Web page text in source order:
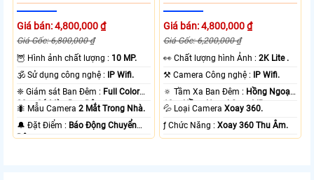
Giá bán: 4,800,000 ₫
Giá Gốc: 6,800,000 ₫
🦉 Hình ảnh chất lượng : 10 MP.
🕉️ Sử dụng công nghệ :
IP Wifi.
❈ Giám sát Ban Đêm : Full Color
20m Có Màu Ban Ðêm.
🐜 Mẫu Camera2 Mắt Trong Nhà.
️🔔 Đặt Điểm : Báo Động Chuyển
Động.
Giá bán: 4,800,000 ₫
Giá Gốc: 6,200,000 ₫
️👀 Chất lượng hình Ảnh :2K Lite .
⚒ Camera Công nghệ :
IP Wifi.
🔅 Tầm Xa Ban Đêm : Hồng Ngoại
10m Hồng Ngoại Smart IR.
💦 Loại CameraXoay 360.
️ƒ Chức Năng :Xoay 360 Thu Âm.